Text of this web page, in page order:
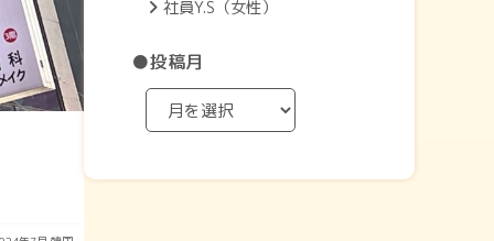
社員Y.S（女性）
●投稿月